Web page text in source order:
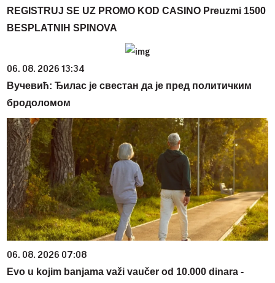
REGISTRUJ SE UZ PROMO KOD CASINO Preuzmi 1500
BESPLATNIH SPINOVA
06. 08. 2026 13:34
Вучевић: Ђилас је свестан да је пред политичким
бродоломом
06. 08. 2026 07:08
Evo u kojim banjama važi vaučer od 10.000 dinara -